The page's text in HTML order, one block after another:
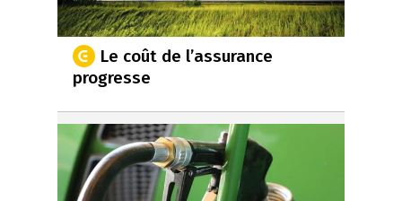
Le coût de l’assurance
progresse